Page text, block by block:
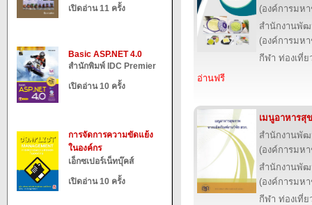
เปิดอ่าน 11 ครั้ง
Basic ASP.NET 4.0
สำนักพิมพ์ IDC Premier
เปิดอ่าน 10 ครั้ง
การจัดการความขัดแย้ง
ในองค์กร
เอ็กซเปอร์เน็ทบุ๊คส์
เปิดอ่าน 10 ครั้ง
(องค์การมห
สำนักงานพัฒ
(องค์การมห
กีฬา ท่องเที่
อ่านฟรี
เมนูอาหารสุ
สำนักงานพัฒ
(องค์การมห
สำนักงานพัฒ
(องค์การมห
กีฬา ท่องเที่